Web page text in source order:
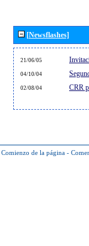
[Newsflashes]
21/06/05
04/10/04
02/08/04 CRR
Comienzo de la página -